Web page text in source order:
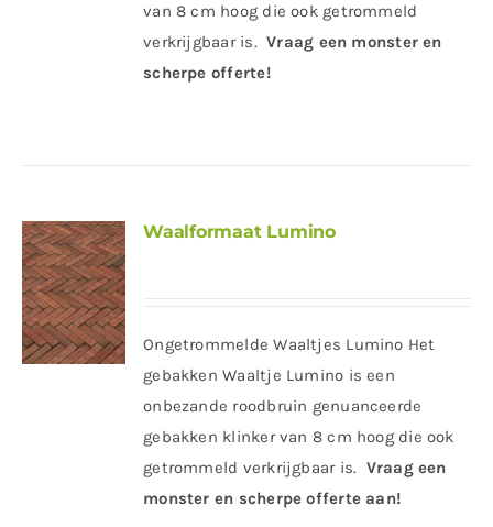
van 8 cm hoog die ook getrommeld
verkrijgbaar is. Vraag een monster en
scherpe offerte!
Waalformaat Lumino
Ongetrommelde Waaltjes Lumino Het
gebakken Waaltje Lumino is een
onbezande roodbruin genuanceerde
gebakken klinker van 8 cm hoog die ook
getrommeld verkrijgbaar is. Vraag een
monster en scherpe offerte aan!